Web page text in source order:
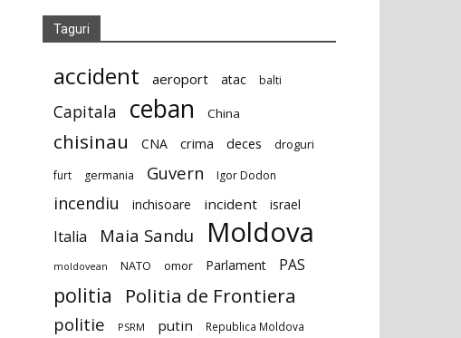
Taguri
accident aeroport atac balti
Capitala ceban China
chisinau CNA crima deces droguri
furt germania Guvern Igor Dodon
incendiu inchisoare incident israel
Italia Maia Sandu Moldova
moldovean NATO omor Parlament PAS
politia Politia de Frontiera
politie PSRM putin Republica Moldova